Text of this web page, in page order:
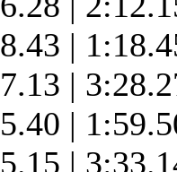
|
|
|
|